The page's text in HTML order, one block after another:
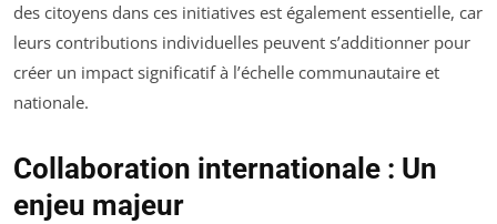
des citoyens dans ces initiatives est également essentielle, car
leurs contributions individuelles peuvent s’additionner pour
créer un impact significatif à l’échelle communautaire et
nationale.
Collaboration internationale : Un
enjeu majeur